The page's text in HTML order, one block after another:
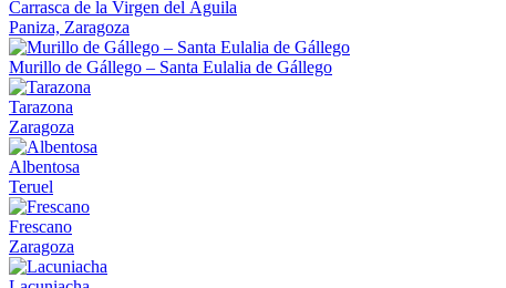
Carrasca de la Virgen del Águila
Paniza, Zaragoza
Murillo de Gállego – Santa Eulalia de Gállego
Tarazona
Zaragoza
Albentosa
Teruel
Frescano
Zaragoza